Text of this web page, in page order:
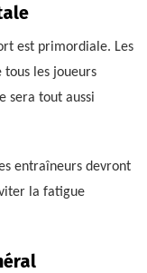
est primordiale. Les
les joueurs
sera tout aussi
entraîneurs devront
la fatigue